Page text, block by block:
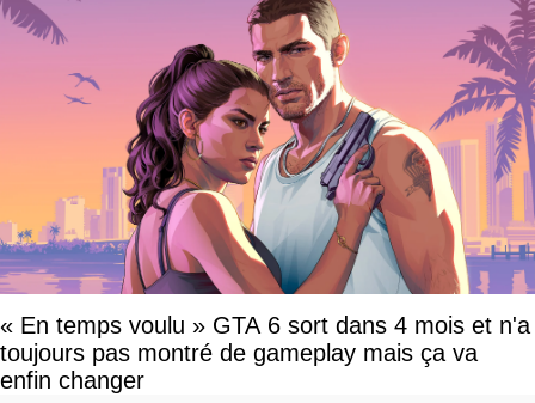
« En temps voulu » GTA 6 sort dans 4 mois et n'a
toujours pas montré de gameplay mais ça va
enfin changer